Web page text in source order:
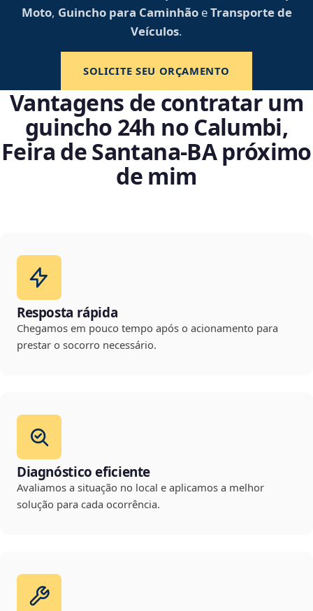
Moto, Guincho para CaminhãoeTransporte de
Veículos.
SOLICITE SEU ORÇAMENTO
Vantagens de contratar um
guincho 24h no Calumbi,
Feira de Santana‑BA próximo
de mim
Resposta rápida
Chegamos em pouco tempo após o acionamento para
prestar o socorro necessário.
Diagnóstico eficiente
Avaliamos a situação no local e aplicamos a melhor
solução para cada ocorrência.